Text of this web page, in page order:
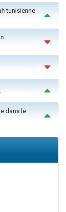
tunisienne
dans le